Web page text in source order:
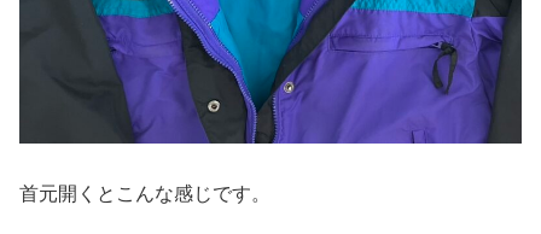
首元開くとこんな感じです。